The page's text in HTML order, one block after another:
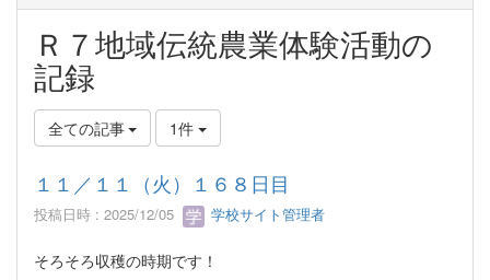
Ｒ７地域伝統農業体験活動の
記録
全ての記事 1件
１１／１１（火）１６８日目
投稿日時 : 2025/12/05 学校サイト管理者
そろそろ収穫の時期です！